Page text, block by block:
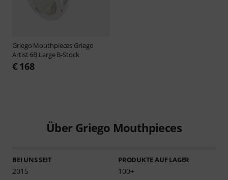
Griego Mouthpieces Griego
Artist 6B Large B-Stock
€ 168
Über Griego Mouthpieces
BEI UNS SEIT
2015
PRODUKTE AUF LAGER
100+